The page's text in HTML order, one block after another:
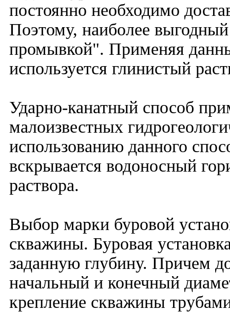
постоянно необходимо
Поэтому, наиболее
промывкой". Применяя
используется глинистый
Ударно-канатный способ
малоизвестных
использованию данного
вскрывается водоносный
раствора.
Выбор марки буровой
скважины. Буровая
заданную глубину. Причем
начальный и конечный
крепление скважины